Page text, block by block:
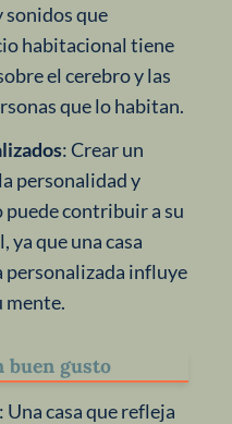
sonidos que
habitacional tiene
el cerebro y las
que lo habitan.
: Crear un
personalidad y
contribuir a su
ya que una casa
personalizada influye
mente.
buen gusto
: Una casa que refleja